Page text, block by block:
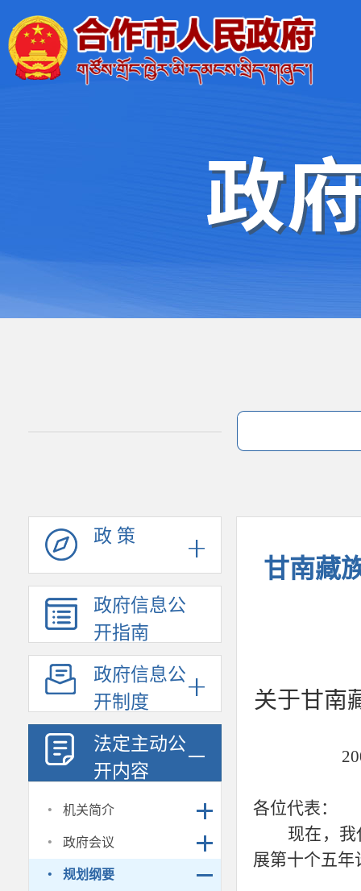
政 策
政府信息公
开指南
政府信息公
开制度
法定主动公
开内容
· 机关简介
· 政府会议
· 规划纲要
甘南藏
关于甘南
各位代表：
现在，
展第十个五年